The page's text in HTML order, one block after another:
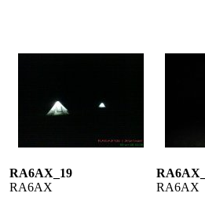
RA6AX_19
RA6AX
RA6AX